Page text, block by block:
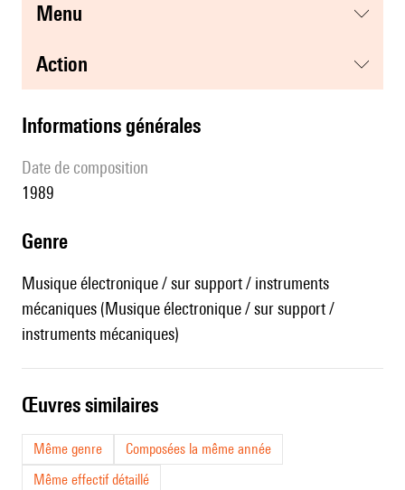
menu
action
informations générales
date de composition
1989
genre
Musique électronique / sur support / instruments
mécaniques (Musique électronique / sur support /
instruments mécaniques)
œuvres similaires
Même genre
Composées la même année
Même effectif détaillé